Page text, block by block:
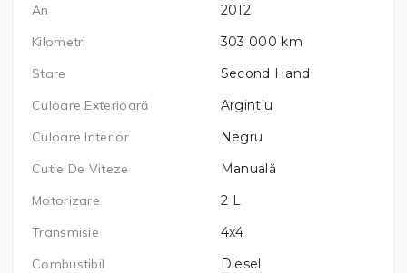
An
2012
Kilometri
303 000 km
Stare
Second Hand
Culoare Exterioară
Argintiu
Culoare Interior
Negru
Cutie De Viteze
Manuală
Motorizare
2 L
Transmisie
4x4
Combustibil
Diesel